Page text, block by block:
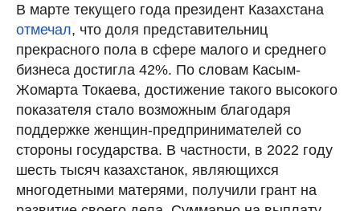
В марте текущего года президент Казахстана
отмечал, что доля представительниц
прекрасного пола в сфере малого и среднего
бизнеса достигла 42%. По словам Касым-
Жомарта Токаева, достижение такого высокого
показателя стало возможным благодаря
поддержке женщин-предпринимателей со
стороны государства. В частности, в 2022 году
шесть тысяч казахстанок, являющихся
многодетными матерями, получили грант на